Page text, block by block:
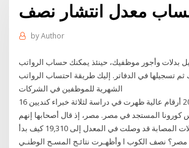
معدل انتشار نصف
byAuthor
بدلات وأجور موظفيك، حينئذ يمكنك حساب الرواتب
ثم تسجيلها في الدفاتر. إليك طريقة احتساب الرواتب
الشهرية للموظفين في الشركات
16 آذار (مارس) 2020 أرقام عالية ظهرت في دراسة لثلاثة خبراء كنديين
كورونا المستجد في مصر. مصر، إذ قال أصحابها إنهم
يتوقعون أن الحالات المصابة قد وصلت في المعدل إلى 19,310 كيف بدأ
نصف الكوب ا وأظهـرت نتائـج المسـح الوطنـي